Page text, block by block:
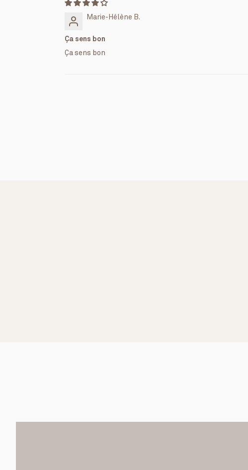
Marie-Hélène B.
Ça sens bon
Ça sens bon